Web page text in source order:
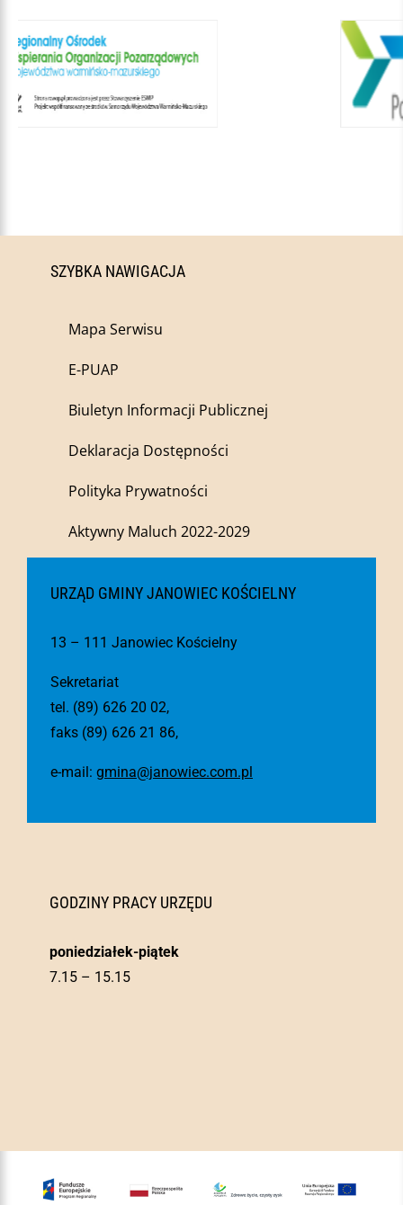
SZYBKA NAWIGACJA
Mapa Serwisu
E-PUAP
Biuletyn Informacji Publicznej
Deklaracja Dostępności
Polityka Prywatności
Aktywny Maluch 2022-2029
URZĄD GMINY JANOWIEC KOŚCIELNY
13 – 111 Janowiec Kościelny
Sekretariat
tel. (89) 626 20 02,
faks (89) 626 21 86,
e-mail: gmina@janowiec.com.pl
GODZINY PRACY URZĘDU
poniedziałek-piątek
7.15 – 15.15